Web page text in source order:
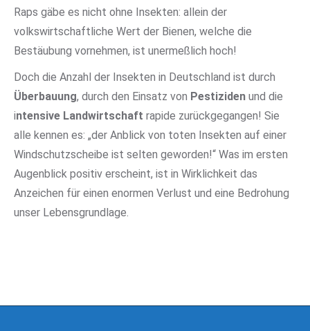
Raps gäbe es nicht ohne Insekten: allein der
volkswirtschaftliche Wert der Bienen, welche die
Bestäubung vornehmen, ist unermeßlich hoch!
Doch die Anzahl der Insekten in Deutschland ist durch
Überbauung, durch den Einsatz von Pestiziden und die
intensive Landwirtschaft rapide zurückgegangen! Sie
alle kennen es: „der Anblick von toten Insekten auf einer
Windschutzscheibe ist selten geworden!“ Was im ersten
Augenblick positiv erscheint, ist in Wirklichkeit das
Anzeichen für einen enormen Verlust und eine Bedrohung
unser Lebensgrundlage.